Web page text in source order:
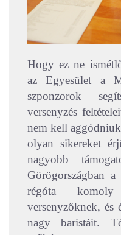
Hogy ez ne
az Egyesület a
szponzorok
versenyzés
nem kell
olyan sikereket
nagyobb
Görögországban
régóta
versenyzőknek,
nagy baristáit.